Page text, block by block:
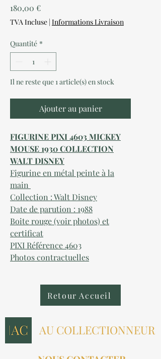
180,00 €Prix
TVA Incluse | Informations Livraison
Quantité *
Il ne reste que 1 article(s) en stock
Ajouter au panier
FIGURINE PIXI 4603 MICKEY
MOUSE 1930 COLLECTION
WALT DISNEY
Figurine en métal peinte à la
main
Collection : Walt Disney
Date de parution : 1988
Boite rouge (voir photos) et
certificat
PIXI Référence4603
Photos contractuelles
Retour Accueil
AU COLLECTIONNEUR